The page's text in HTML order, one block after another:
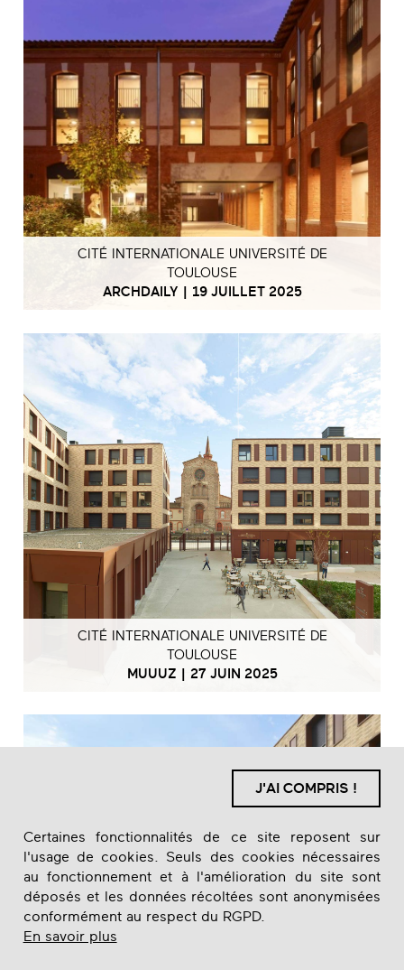
CITÉ INTERNATIONALE UNIVERSITÉ DE
TOULOUSE
ARCHDAILY | 19 JUILLET 2025
CITÉ INTERNATIONALE UNIVERSITÉ DE
TOULOUSE
MUUUZ | 27 JUIN 2025
J'AI COMPRIS !
Certaines fonctionnalités de ce site reposent sur
l'usage de cookies. Seuls des cookies nécessaires
au fonctionnement et à l'amélioration du site sont
déposés et les données récoltées sont anonymisées
conformément au respect du RGPD.
En savoir plus